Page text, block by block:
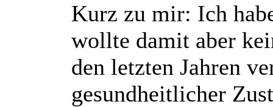
Kurz zu mir: Ich
wollte damit aber
den letzten Jahren
gesundheitlicher